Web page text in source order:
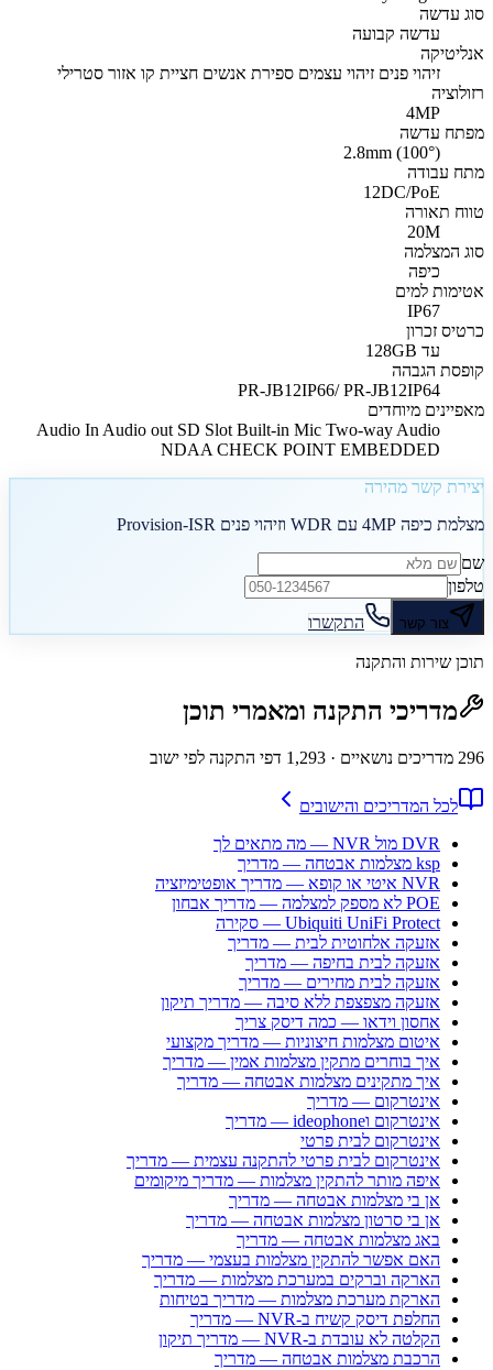
סוג עדשה
עדשה קבועה
אנליטיקה
זיהוי פנים זיהוי עצמים ספירת אנשים חציית קו אזור סטרילי
רזולוציה
4MP
מפתח עדשה
2.8mm (100°)
מתח עבודה
12DC/PoE
טווח תאורה
20M
סוג המצלמה
כיפה
אטימות למים
IP67
כרטיס זכרון
עד 128GB
קופסת הגבהה
PR-JB12IP66/ PR-JB12IP64
מאפיינים מיוחדים
Audio In Audio out SD Slot Built-in Mic Two-way Audio
NDAA CHECK POINT EMBEDDED
יצירת קשר מהירה
מצלמת כיפה 4MP עם WDR וזיהוי פנים Provision-ISR
שם
טלפון
צור קשר התקשרו
תוכן שירות והתקנה
מדריכי התקנה ומאמרי תוכן
296 מדריכים נושאיים · 1,293 דפי התקנה לפי ישוב
לכל המדריכים והישובים
DVR מול NVR — מה מתאים לך
ksp מצלמות אבטחה — מדריך
NVR איטי או קופא — מדריך אופטימיזציה
POE לא מספק למצלמה — מדריך אבחון
Ubiquiti UniFi Protect — סקירה
אזעקה אלחוטית לבית — מדריך
אזעקה לבית בחיפה — מדריך
אזעקה לבית מחירים — מדריך
אזעקה מצפצפת ללא סיבה — מדריך תיקון
אחסון וידאו — כמה דיסק צריך
איטום מצלמות חיצוניות — מדריך מקצועי
איך בוחרים מתקין מצלמות אמין — מדריך
איך מתקינים מצלמות אבטחה — מדריך
אינטרקום — מדריך
אינטרקום וideophone — מדריך
אינטרקום לבית פרטי
אינטרקום לבית פרטי להתקנה עצמית — מדריך
איפה מותר להתקין מצלמות — מדריך מיקומים
אן בי מצלמות אבטחה — מדריך
אן בי סרטון מצלמות אבטחה — מדריך
באג מצלמות אבטחה — מדריך
האם אפשר להתקין מצלמות בעצמי — מדריך
הארקה וברקים במערכת מצלמות — מדריך
הארקת מערכת מצלמות — מדריך בטיחות
החלפת דיסק קשיח ב-NVR — מדריך
הקלטה לא עובדת ב-NVR — מדריך תיקון
הרכבת מצלמות אבטחה — מדריך